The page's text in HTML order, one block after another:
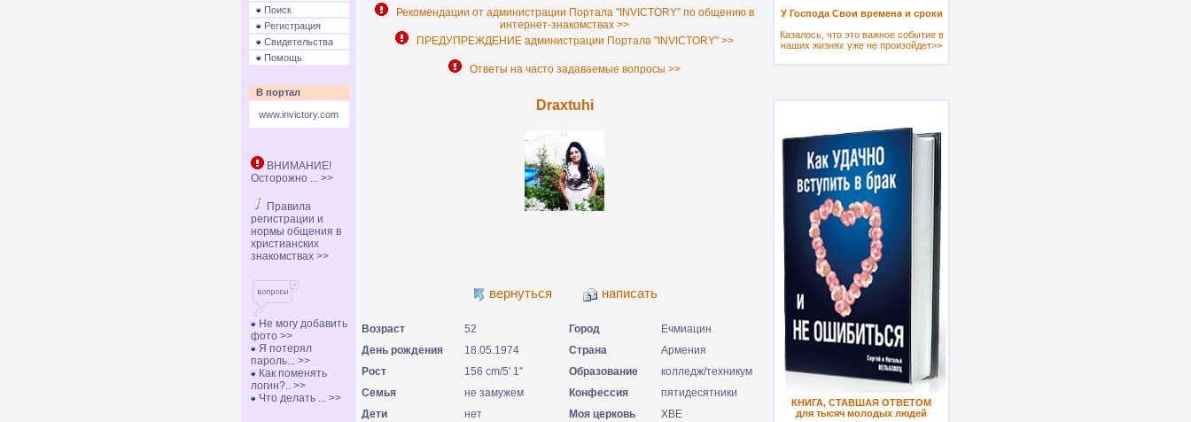
Поиск
Регистрация
Свидетельства
Помощь
В портал
www.invictory.com
ВНИМАНИЕ!
Осторожно ... >>
Правила
регистрации и
нормы общения в
христианских
знакомствах >>
Не могу добавить
фото >>
Я потерял
пароль... >>
Как поменять
логин?.. >>
Что делать ... >>
Рекомендации от администрации Портала "INVICTORY" по общению в
интернет-знакомствах >>
ПРЕДУПРЕЖДЕНИЕ администрации Портала "INVICTORY" >>
Ответы на часто задаваемые вопросы >>
Draxtuhi
вернуться написать
Возраст 52 Город
Ечмиацин
День рождения
18.05.1974 Страна
Армения
Рост
156 cm/5' 1'' Образование
колледж/техникум
Семья
не замужем Конфессия
пятидесятники
Дети
нет Моя церковь ХВЕ
У Господа Свои времена и сроки
Казалось, что это важное событие в
наших жизнях уже не произойдет>>
КНИГА, СТАВШАЯ ОТВЕТОМ
для тысяч молодых людей